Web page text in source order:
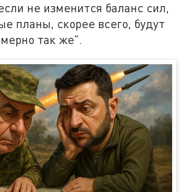
не изменится баланс сил,
планы, скорее всего, будут
так же".